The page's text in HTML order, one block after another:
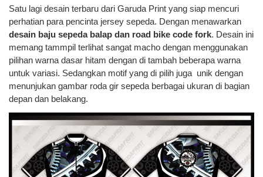
Satu lagi desain terbaru dari Garuda Print yang siap mencuri
perhatian para pencinta jersey sepeda. Dengan menawarkan
desain baju sepeda balap dan road bike code fork. Desain ini
memang tammpil terlihat sangat macho dengan menggunakan
pilihan warna dasar hitam dengan di tambah beberapa warna
untuk variasi. Sedangkan motif yang di pilih juga unik dengan
menunjukan gambar roda gir sepeda berbagai ukuran di bagian
depan dan belakang.